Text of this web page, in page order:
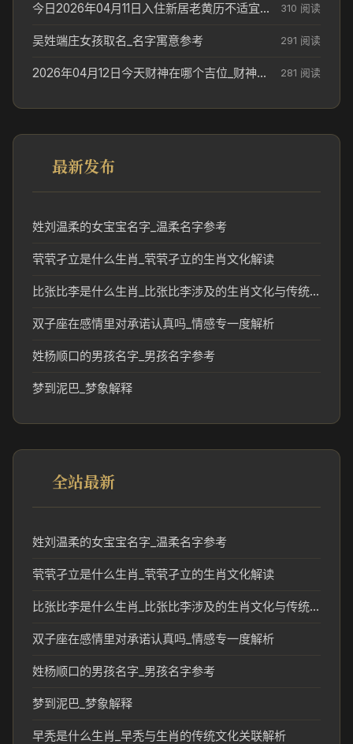
今日2026年04月11日入住新居老黄历不适宜吗_搬家择日参考 310 阅读
吴姓端庄女孩取名_名字寓意参考 291 阅读
2026年04月12日今天财神在哪个吉位_财神方位参考 281 阅读
最新发布
姓刘温柔的女宝宝名字_温柔名字参考
茕茕孑立是什么生肖_茕茕孑立的生肖文化解读
比张比李是什么生肖_比张比李涉及的生肖文化与传统解读
双子座在感情里对承诺认真吗_情感专一度解析
姓杨顺口的男孩名字_男孩名字参考
梦到泥巴_梦象解释
全站最新
姓刘温柔的女宝宝名字_温柔名字参考
茕茕孑立是什么生肖_茕茕孑立的生肖文化解读
比张比李是什么生肖_比张比李涉及的生肖文化与传统解读
双子座在感情里对承诺认真吗_情感专一度解析
姓杨顺口的男孩名字_男孩名字参考
梦到泥巴_梦象解释
早秃是什么生肖_早秃与生肖的传统文化关联解析